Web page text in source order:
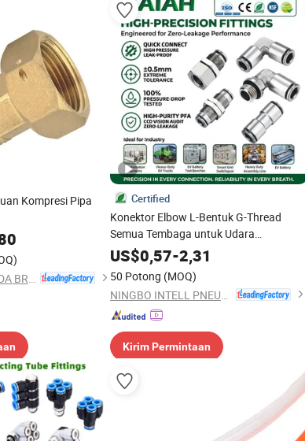
Kompresi Pipa
Certified
Konektor Elbow L-Bentuk G-Thread
Semua Tembaga untuk Udara
Pneumatik Fitting Presisi Kuningan Satu
Sentuh Pelepasan Cepat Komponen
BSPP Metrik
US$0,57-2,31
50 Potong (MOQ)
Kirim Permintaan